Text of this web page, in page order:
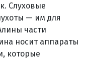
Слуховые
— им для
части
носит аппараты
которые